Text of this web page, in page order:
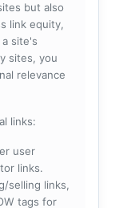
but also
link equity,
site's
sites, you
relevance
links:
user
links.
selling links,
tags for